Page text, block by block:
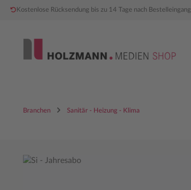
Kostenlose Rücksendung bis zu 14 Tage nach Bestelleingang
Branchen Sanitär - Heizung - Klima
Bildergalerie überspringen